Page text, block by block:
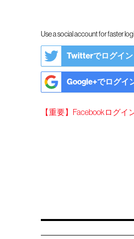
Use a social account for faster
Twitterでログイン
Google+でログイ
【重要】Facebookログ